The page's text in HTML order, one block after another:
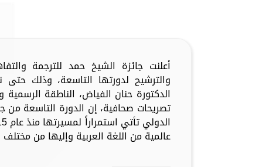
أعلنت جائزة الشيخ حمد للترجمة
والترشيح لدورتها التاسعة، وذلك
الدكتورة حنان الفياض، الناطقة الرسمية
تصريحات صحافية، إن الدورة التاسعة من
عالمية من اللغة العربية وإليها من مختلف